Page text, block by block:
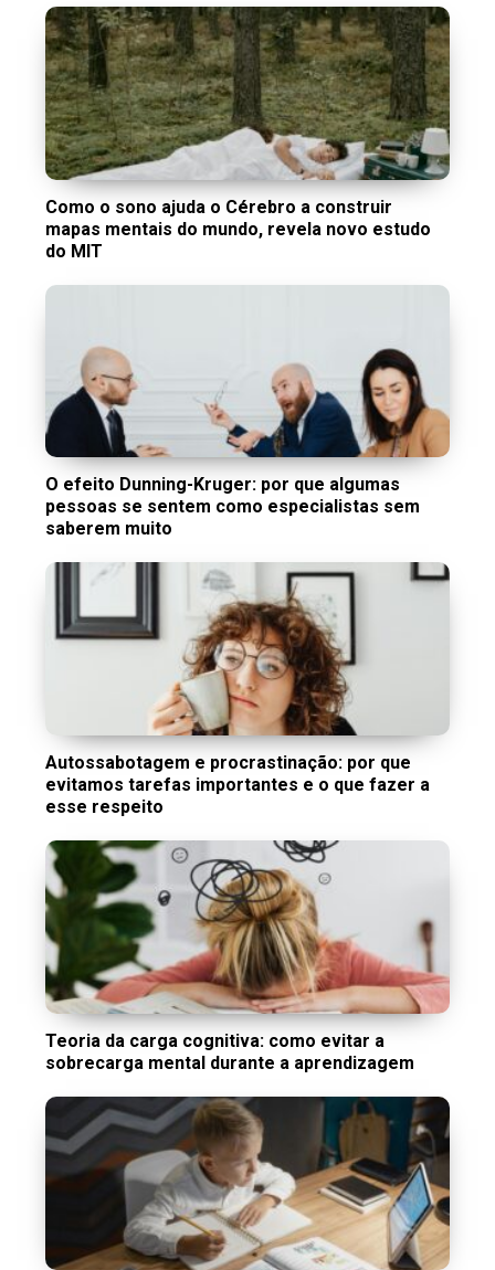
Como o sono ajuda o Cérebro a construir
mapas mentais do mundo, revela novo estudo
do MIT
O efeito Dunning-Kruger: por que algumas
pessoas se sentem como especialistas sem
saberem muito
Autossabotagem e procrastinação: por que
evitamos tarefas importantes e o que fazer a
esse respeito
Teoria da carga cognitiva: como evitar a
sobrecarga mental durante a aprendizagem